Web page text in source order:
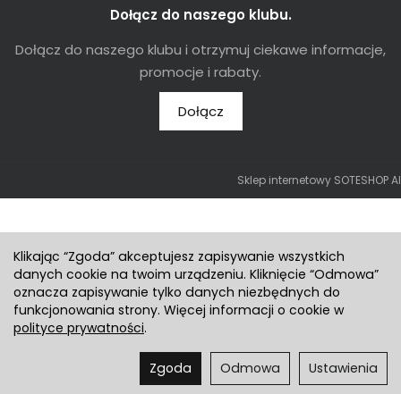
Dołącz do naszego klubu.
Dołącz do naszego klubu i otrzymuj ciekawe informacje,
promocje i rabaty.
Dołącz
Sklep internetowy SOTESHOP AI
Klikając “Zgoda” akceptujesz zapisywanie wszystkich
danych cookie na twoim urządzeniu. Kliknięcie “Odmowa”
oznacza zapisywanie tylko danych niezbędnych do
funkcjonowania strony. Więcej informacji o cookie w
polityce prywatności.
Ustawienia
Odmowa
Zgoda